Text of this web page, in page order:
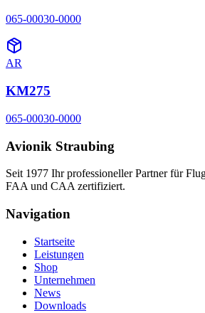
065-00030-0000
AR
KM275
065-00030-0000
Avionik Straubing
Seit 1977 Ihr professioneller Partner für
FAA und CAA zertifiziert.
Navigation
Startseite
Leistungen
Shop
Unternehmen
News
Downloads